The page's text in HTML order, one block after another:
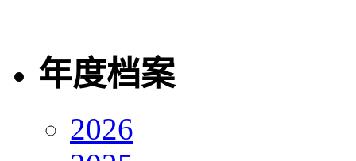
年度档案
2026